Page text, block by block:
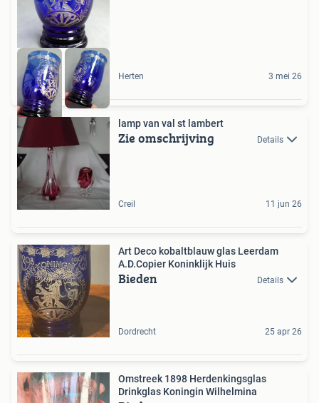
Herten 3 mei 26
lamp van val st lambert
Zie omschrijving Details
Creil 11 jun 26
Art Deco kobaltblauw glas Leerdam
A.D.Copier Koninklijk Huis
Bieden Details
Dordrecht 25 apr 26
Omstreek 1898 Herdenkingsglas
Drinkglas Koningin Wilhelmina